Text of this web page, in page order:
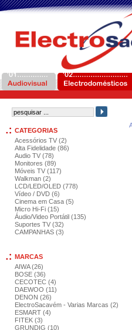
CATEGORIAS
Acessórios TV (2)
Alta Fidelidade (86)
Audio TV (78)
Monitores (89)
Móveis TV (117)
Walkman (2)
LCD/LED/OLED (778)
Vídeo / DVD (6)
Cinema em Casa (5)
Micro Hi-Fi (15)
Áudio/Video Portátil (135)
Suportes TV (32)
CAMPANHAS (3)
MARCAS
AIWA (26)
BOSE (36)
CECOTEC (4)
DAEWOO (11)
DENON (26)
ElectroSacavém - Varias Marcas (2)
ESMART (4)
FITEK (3)
GRUNDIG (10)